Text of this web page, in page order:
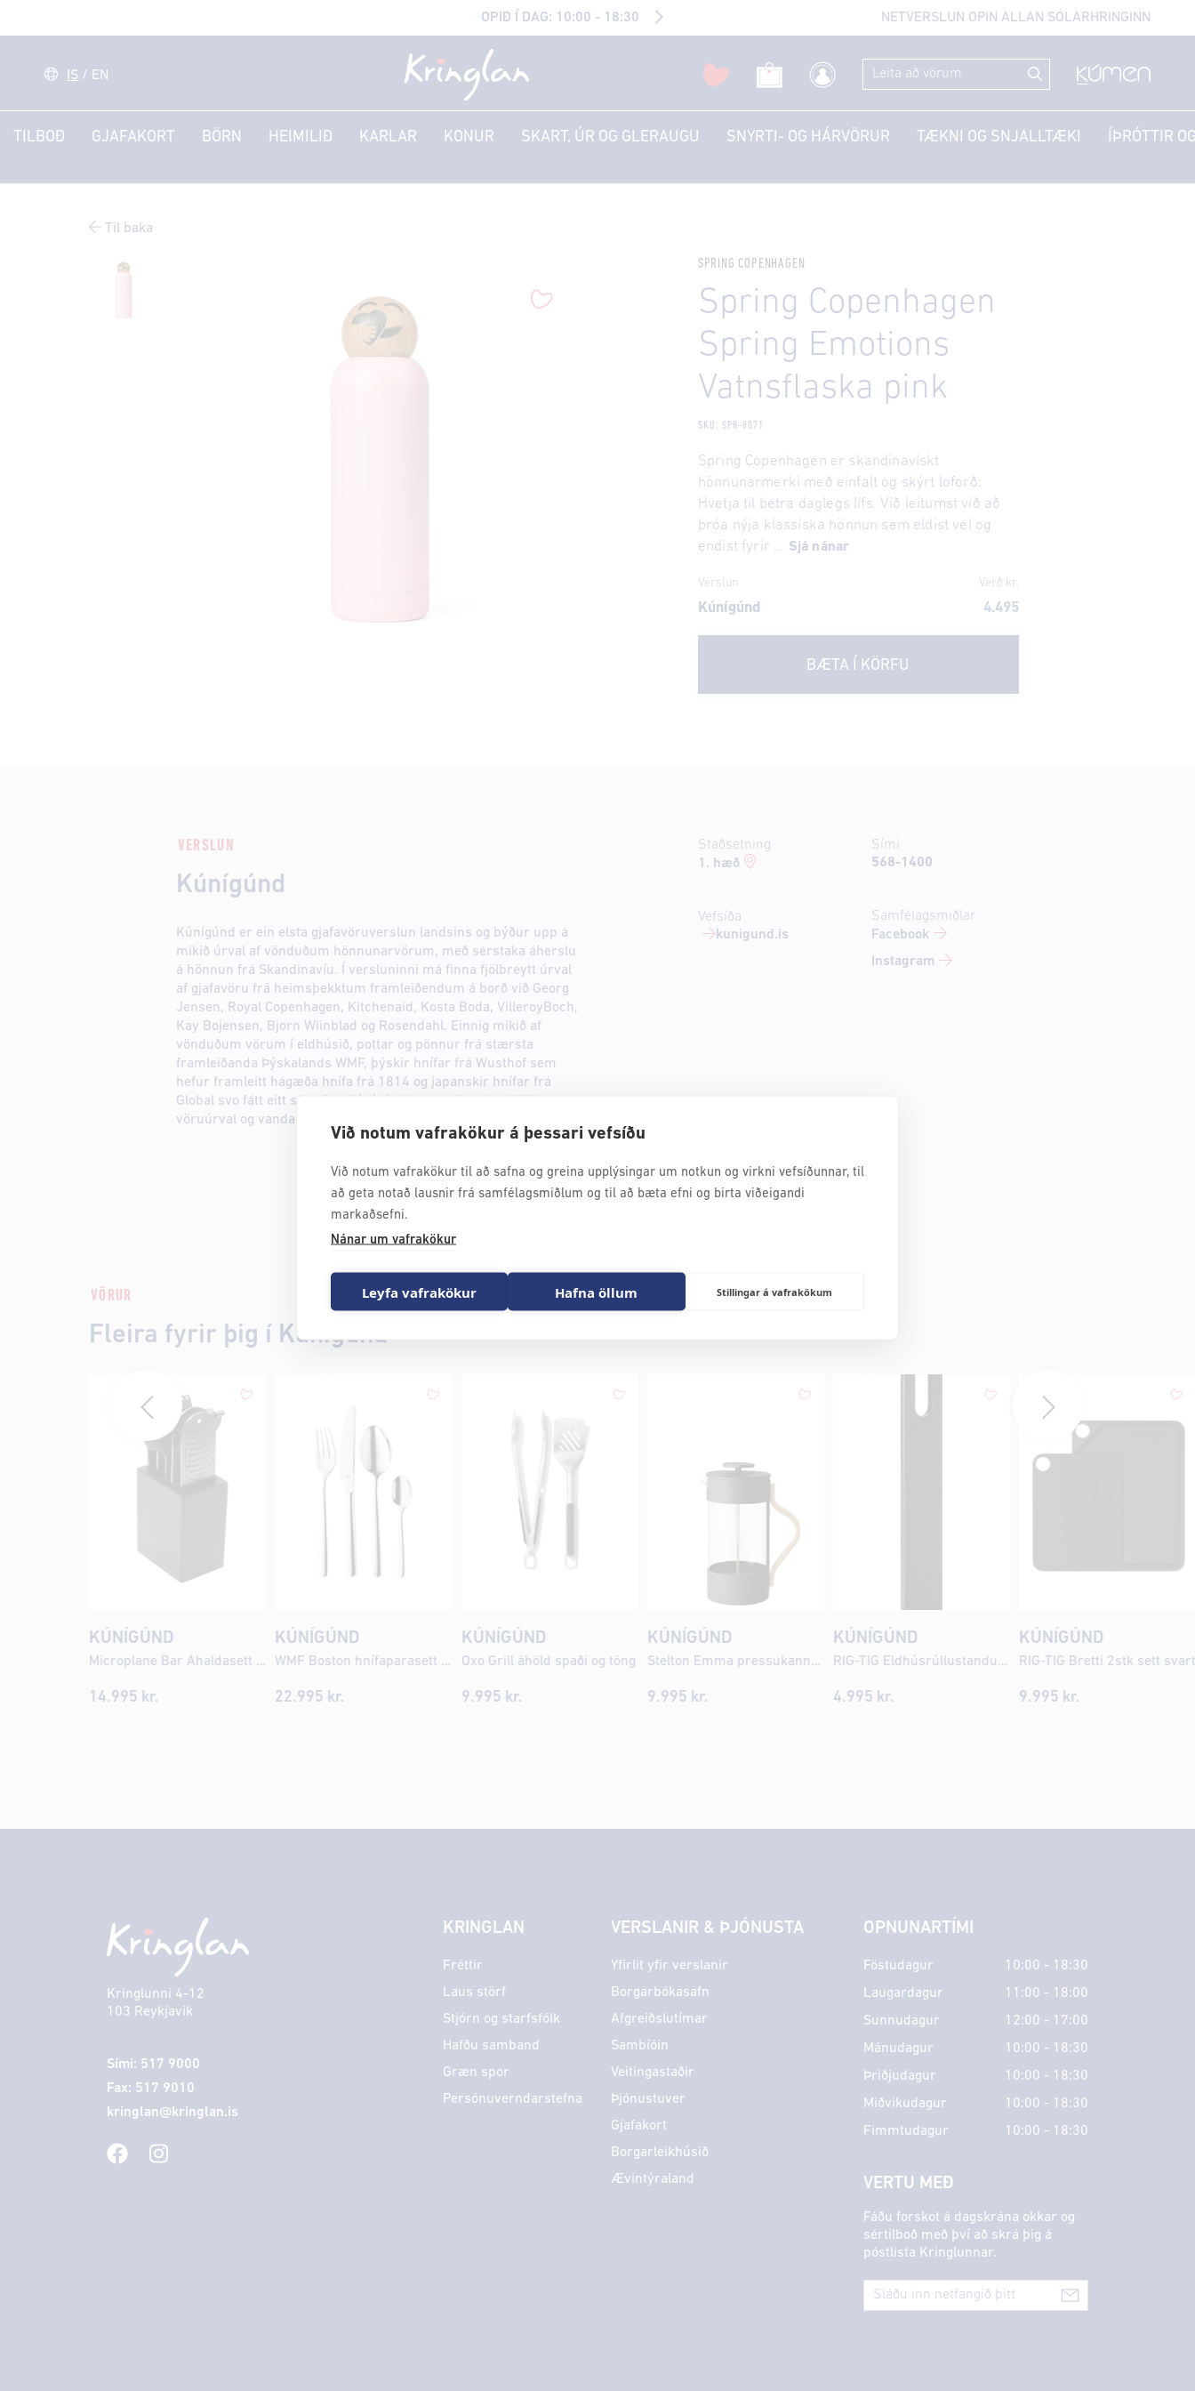
Við notum vafrakökur á þessari vefsíðu
Við notum vafrakökur til að safna og greina upplýsingar um notkun og virkni vefsíðunnar, til
að geta notað lausnir frá samfélagsmiðlum og til að bæta efni og birta viðeigandi
markaðsefni.
Nánar um vafrakökur
Leyfa vafrakökur Hafna öllum Stillingar á vafrakökum
OPIÐ Í DAG: 10:00 - 18:30 NETVERSLUN OPIN ALLAN SÓLARHRINGINN
IS / EN
TILBOÐ GJAFAKORT BÖRN HEIMILIÐ KARLAR KONUR SKART, ÚR OG GLERAUGU SNYRTI- OG HÁRVÖRUR TÆKNI OG SNJALLTÆKI ÍÞRÓTTIR
Til baka
SPRING COPENHAGEN
Spring Copenhagen
Spring Emotions
Vatnsflaska pink
SKU: SPR-8071
Spring Copenhagen er skandinavískt
hönnunarmerki með einfalt og skýrt loforð:
Hvetja til betra daglegs lífs. Við leitumst við að
þróa nýja klassíska hönnun sem eldist vel og
endist fyrir ... Sjá nánar
Verslun Verð kr.
Kúnígúnd 4.495
BÆTA Í KÖRFU
VERSLUN
Kúnígúnd
Kúnígúnd er ein elsta gjafavöruverslun landsins og býður upp á
mikið úrval af vönduðum hönnunarvörum, með sérstaka áherslu
á hönnun frá Skandinavíu. Í versluninni má finna fjölbreytt úrval
af gjafavöru frá heimsþekktum framleiðendum á borð við Georg
Jensen, Royal Copenhagen, Kitchenaid, Kosta Boda, VilleroyBoch,
Kay Bojensen, Bjorn Wiinblad og Rosendahl. Einnig mikið af
vönduðum vörum í eldhúsið, pottar og pönnur frá stærsta
framleiðanda Þýskalands WMF, þýskir hnífar frá Wusthof sem
hefur framleitt hágæða hnífa frá 1814 og japanskir hnífar frá
Global svo fátt eitt sé nefnt. Kúnígúnd leggur áherslu á fjölbreytt
vöruúrval og vandaða þjónustu.
Staðsetning
1. hæð
Vefsíða
kunigund.is
Sími
568-1400
Samfélagsmiðlar
Facebook
Instagram
VÖRUR
Fleira fyrir þig í Kúnígúnd
KÚNÍGÚND
Microplane Bar Áhaldasett Svart
14.995 kr.
KÚNÍGÚND
WMF Boston hnífaparasett 24 stk fyrir 6 manns
22.995 kr.
KÚNÍGÚND
Oxo Grill áhöld spaði og töng
9.995 kr.
KÚNÍGÚND
Stelton Emma pressukanna 1ltr svört
9.995 kr.
KÚNÍGÚND
RIG-TIG Eldhúsrúllustandur svartur
4.995 kr.
KÚNÍGÚND
RIG-TIG Bretti 2stk sett
9.995 kr.
Kringlunni 4-12
103 Reykjavik
Sími: 517 9000
Fax: 517 9010
kringlan@kringlan.is
KRINGLAN
Fréttir
Laus störf
Stjórn og starfsfólk
Hafðu samband
Græn spor
Persónuverndarstefna
VERSLANIR & ÞJÓNUSTA
Yfirlit yfir verslanir
Borgarbókasafn
Afgreiðslutímar
Sambíóin
Veitingastaðir
Þjónustuver
Gjafakort
Borgarleikhúsið
Ævintýraland
OPNUNARTÍMI
Föstudagur
10:00 - 18:30
Laugardagur
11:00 - 18:00
Sunnudagur
12:00 - 17:00
Mánudagur
10:00 - 18:30
Þriðjudagur
10:00 - 18:30
Miðvikudagur
10:00 - 18:30
Fimmtudagur
10:00 - 18:30
VERTU MEÐ
Fáðu forskot á dagskrána okkar og
sértilboð með því að skrá þig á
póstlista Kringlunnar.